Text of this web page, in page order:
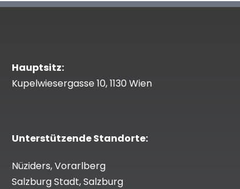
Hauptsitz:
Kupelwiesergasse 10, 1130 Wien
Unterstützende Standorte:
Nüziders, Vorarlberg
Salzburg Stadt, Salzburg